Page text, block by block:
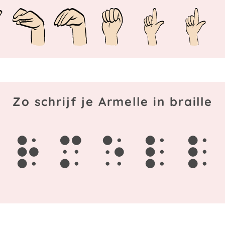
Zo schrijf je Armelle in braille
r m e l l